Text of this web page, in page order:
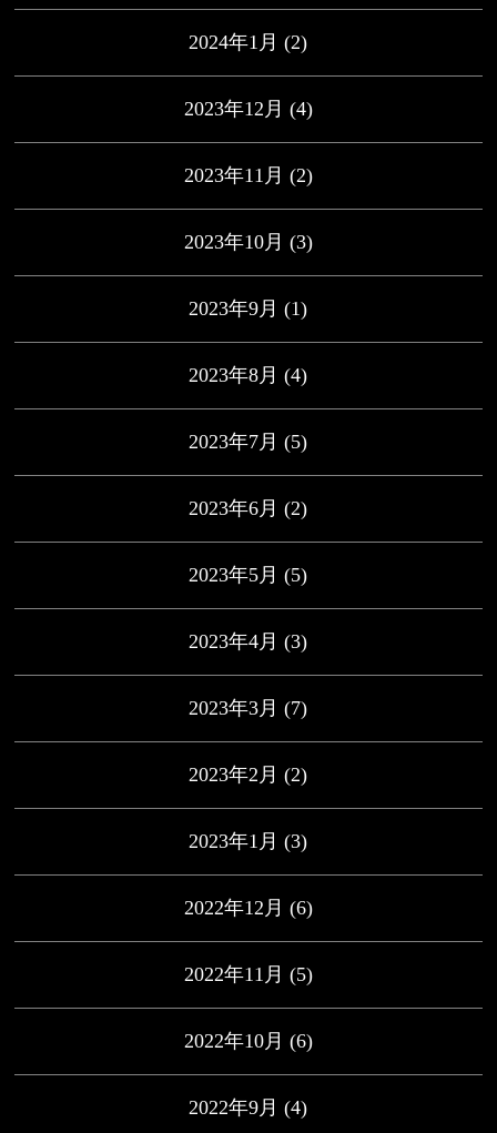
2024年1月 (2)
2023年12月 (4)
2023年11月 (2)
2023年10月 (3)
2023年9月 (1)
2023年8月 (4)
2023年7月 (5)
2023年6月 (2)
2023年5月 (5)
2023年4月 (3)
2023年3月 (7)
2023年2月 (2)
2023年1月 (3)
2022年12月 (6)
2022年11月 (5)
2022年10月 (6)
2022年9月 (4)